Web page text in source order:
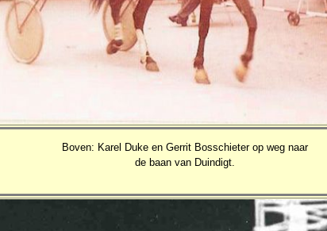
Boven: Karel Duke en Gerrit Bosschieter op weg naar
de baan van Duindigt.